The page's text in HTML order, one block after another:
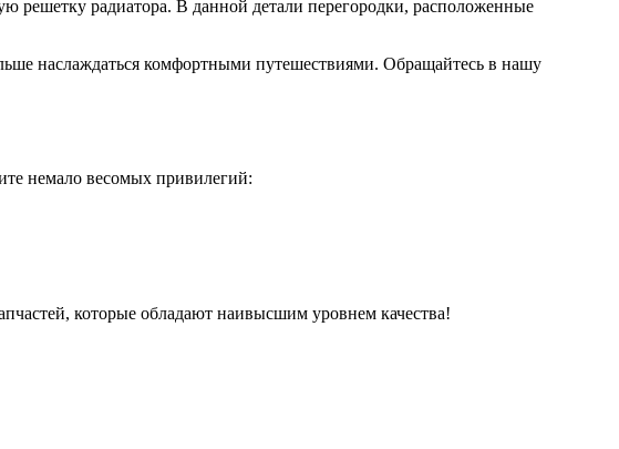
решетку радиатора. В данной детали перегородки, расположенные
наслаждаться комфортными путешествиями. Обращайтесь в нашу
немало весомых привилегий:
которые обладают наивысшим уровнем качества!